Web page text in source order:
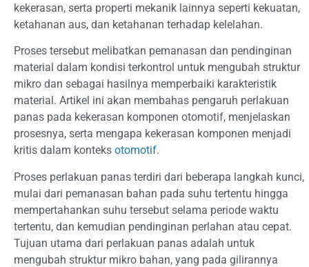
kekerasan, serta properti mekanik lainnya seperti kekuatan,
ketahanan aus, dan ketahanan terhadap kelelahan.
Proses tersebut melibatkan pemanasan dan pendinginan
material dalam kondisi terkontrol untuk mengubah struktur
mikro dan sebagai hasilnya memperbaiki karakteristik
material. Artikel ini akan membahas pengaruh perlakuan
panas pada kekerasan komponen otomotif, menjelaskan
prosesnya, serta mengapa kekerasan komponen menjadi
kritis dalam konteks otomotif.
Proses perlakuan panas terdiri dari beberapa langkah kunci,
mulai dari pemanasan bahan pada suhu tertentu hingga
mempertahankan suhu tersebut selama periode waktu
tertentu, dan kemudian pendinginan perlahan atau cepat.
Tujuan utama dari perlakuan panas adalah untuk
mengubah struktur mikro bahan, yang pada gilirannya